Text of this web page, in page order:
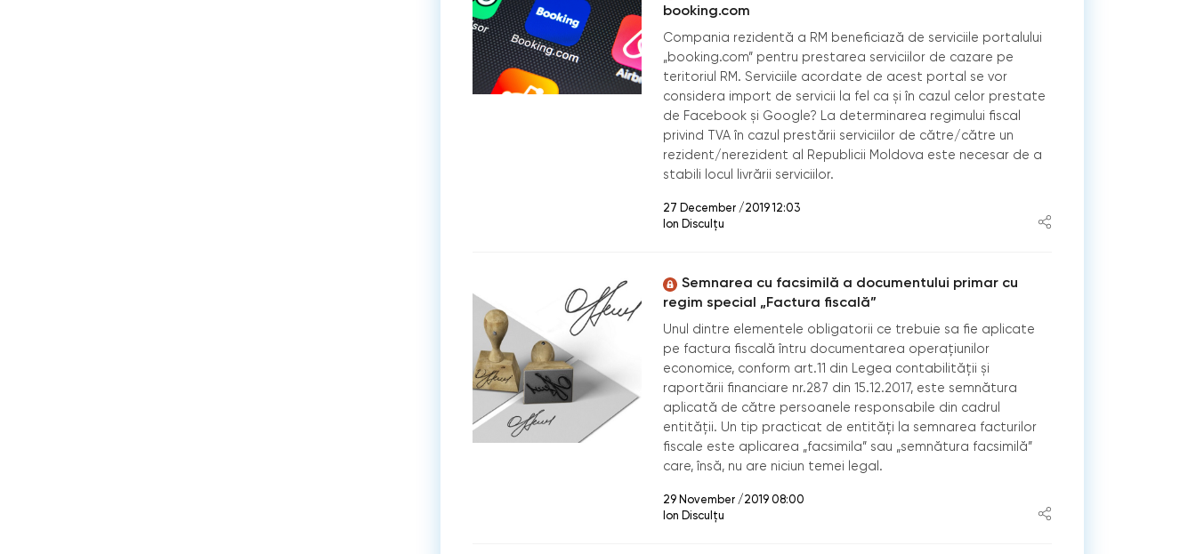
booking.com
Compania rezidentă a RM beneficiază de serviciile portalului
„booking.com” pentru prestarea serviciilor de cazare pe
teritoriul RM. Serviciile acordate de acest portal se vor
considera import de servicii la fel ca și în cazul celor prestate
de Facebook și Google? La determinarea regimului fiscal
privind TVA în cazul prestării serviciilor de către/către un
rezident/nerezident al Republicii Moldova este necesar de a
stabili locul livrării serviciilor.
27 December /2019 12:03
Ion Disculțu
Semnarea cu facsimilă a documentului primar cu
regim special „Factura fiscală”
Unul dintre elementele obligatorii ce trebuie sa fie aplicate
pe factura fiscală întru documentarea operațiunilor
economice, conform art.11 din Legea contabilităţii și
raportării financiare nr.287 din 15.12.2017, este semnătura
aplicată de către persoanele responsabile din cadrul
entității. Un tip practicat de entități la semnarea facturilor
fiscale este aplicarea „facsimila” sau „semnătura facsimilă”
care, însă, nu are niciun temei legal.
29 November /2019 08:00
Ion Disculțu